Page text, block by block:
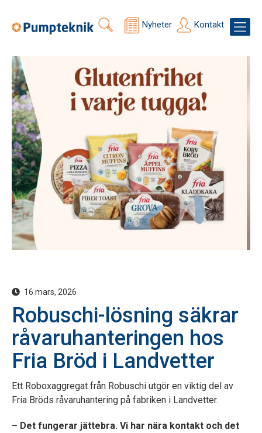
Nyheter Kontakt
16 mars, 2026
Robuschi-lösning säkrar
råvaruhanteringen hos
Fria Bröd i Landvetter
Ett Roboxaggregat från Robuschi utgör en viktig del av
Fria Bröds råvaruhantering på fabriken i Landvetter.
– Det fungerar jättebra. Vi har nära kontakt och det